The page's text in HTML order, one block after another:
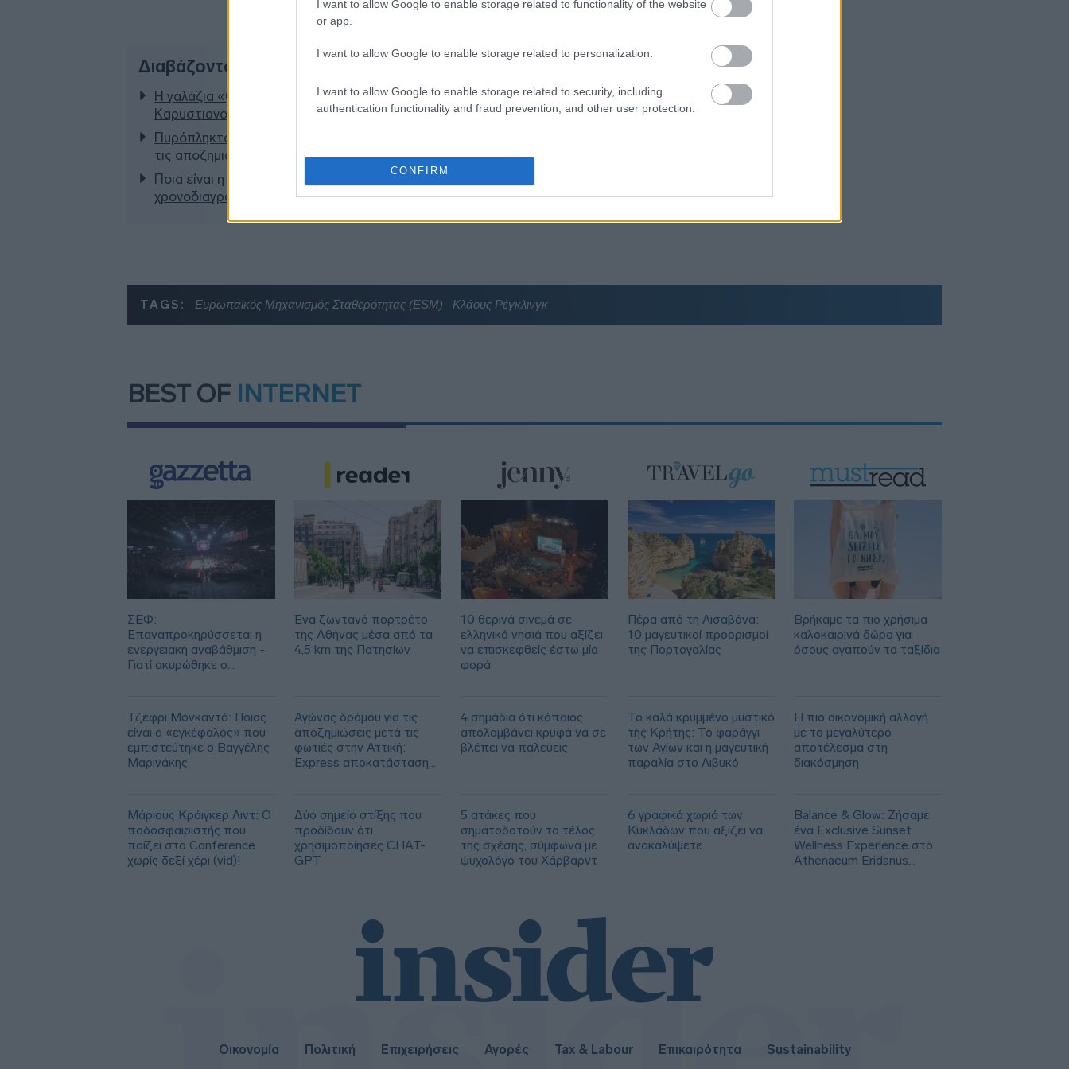
I want to allow Google to enable storage related to functionality of the website
or app.
I want to allow Google to enable storage related to personalization.
I want to allow Google to enable storage related to security, including
authentication functionality and fraud prevention, and other user protection.
CONFIRM
Διαβάζονται αυτή τη στιγμή
Η γαλάζια «θετική ατζέντα» στο δρόμο για το 2027 - Το παράπονο της
Καρυστιανού - Στον ΣΥΡΙΖΑ μελετούν Ιστορία
Πυρόπληκτοι: Τι σημαίνουν τα «πράσινα», «κίτρινα» και «κόκκινα» σπίτια για
τις αποζημιώσεις
Ποια είναι η (κυβερνητική) λίστα με τα μεγάλα οδικά έργα και τα εκτιμώμενα
χρονοδιαγράμματα
Μυτιληναίος: «Επιστρέψαμε σε τροχιά
γάλλιο
Στην Τήνο, ένα Σχολείο Δεύτερης
Ευκαιρίας ανοίγει ξανά τον δρόμο της
μάθησης στην ενήλικη ζωή
κατά των μεταναστών
προσπάθεια ταυτοποίησης όσων
υποκλοπών
Sofia South Ring Mall έναντι 49,35
TAGS: Ευρωπαϊκός Μηχανισμός Σταθερότητας (ESM) Κλάους Ρέγκλινγκ
BEST OF INTERNET
ΣΕΦ:
Επαναπροκηρύσσεται η
ενεργειακή αναβάθμιση -
Γιατί ακυρώθηκε ο
Τζέφρι Μονκαντά: Ποιος
είναι ο «εγκέφαλος» που
εμπιστεύτηκε ο Βαγγέλης
Μαρινάκης
Μάριους Κράιγκερ Λιντ: Ο
ποδοσφαιριστής που
παίζει στο Conference
χωρίς δεξί χέρι (vid)!
Ένα ζωντανό πορτρέτο
της Αθήνας μέσα από τα
4,5 km της Πατησίων
Αγώνας δρόμου για τις
αποζημιώσεις μετά τις
φωτιές στην Αττική:
Express αποκατάσταση
Δύο σημείο στίξης που
προδίδουν ότι
χρησιμοποίησες CHAT-
GPT
10 θερινά σινεμά σε
ελληνικά νησιά που αξίζει
να επισκεφθείς έστω μία
φορά
4 σημάδια ότι κάποιος
απολαμβάνει κρυφά να σε
βλέπει να παλεύεις
5 ατάκες που
σηματοδοτούν το τέλος
της σχέσης, σύμφωνα με
ψυχολόγο του Χάρβαρντ
Πέρα από τη Λισαβόνα:
10 μαγευτικοί προορισμοί
της Πορτογαλίας
Το καλά κρυμμένο μυστικό
της Κρήτης: Το φαράγγι
των Αγίων και η μαγευτική
παραλία στο Λιβυκό
6 γραφικά χωριά των
Κυκλάδων που αξίζει να
ανακαλύψετε
Βρήκαμε τα πιο χρήσιμα
καλοκαιρινά δώρα για
όσους αγαπούν τα ταξίδια
Η πιο οικονομική αλλαγή
με το μεγαλύτερο
αποτέλεσμα στη
διακόσμηση
Balance & Glow: Ζήσαμε
ένα Exclusive Sunset
Wellness Experience στο
Athenaeum Eridanus
Οικονομία Πολιτική Επιχειρήσεις Αγορές Tax & Labour Επικαιρότητα Sustainability